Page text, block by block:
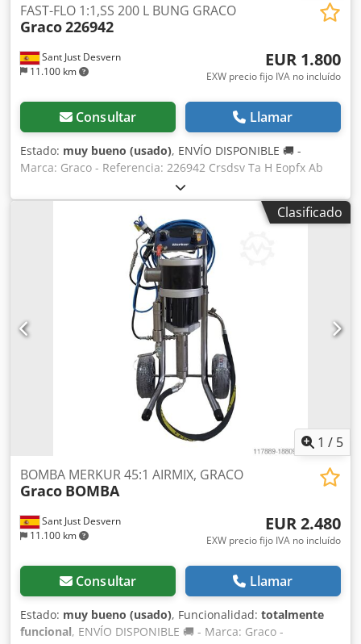
Sant Just Desvern
11.100 km
FAST-FLO 1:1,SS 200 L BUNG GRACO
Graco226942
EUR 1.800
EXW precio fijo IVA no incluído
Consultar Llamar
Estado: muy bueno (usado), ENVÍO DISPONIBLE 🚚 -
Marca: Graco - Referencia: 226942 Crsdsv Ta H Eopfx Ab
Asf - Industria en general - Aplicación: Pintura ,Adhesión,
Sellado, PVC, Juntas, Encapsulación, Moldeo,Descarga,
Relleno en caso de falta de material - Caudal máximo: 15,1
l/min - Presión de trabajo máxima: 12,4 bares - Presión
máxima de entrada de aire: 12,41 bares - Relación de
presión 1:1 - Producto de segunda mano totalmente
revisado - Garantía de 1 año - Envío o recogida en tienda
disponibles - IVA 21% NO incluido - IVA INCLUIDO. Se
puede solicitar la devolución del IVA en caso de empresa
registrada en el VIES o con TAX ID
Clasificado
1 / 5
Sant Just Desvern
11.100 km
BOMBA MERKUR 45:1 AIRMIX, GRACO
Graco BOMBA
EUR 2.480
EXW precio fijo IVA no incluído
Consultar Llamar
Estado: muy bueno (usado), Funcionalidad: totalmente
funcional, ENVÍO DISPONIBLE 🚚 - Marca: Graco -